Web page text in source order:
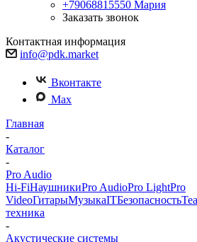
+79068815550 Мария
Заказать звонок
Контактная информация
info@pdk.market
Вконтакте
Max
Главная
-
Каталог
-
Pro Audio
Hi-FiНаушникиPro AudioPro LightPro
VideoГитарыМузыкаITБезопасность
техника
-
Акустические системы